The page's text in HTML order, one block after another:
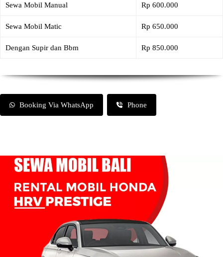
Sewa Mobil Manual Rp 600.000
Sewa Mobil Matic Rp 650.000
Dengan Supir dan Bbm Rp 850.000
Booking Via WhatsApp Phone